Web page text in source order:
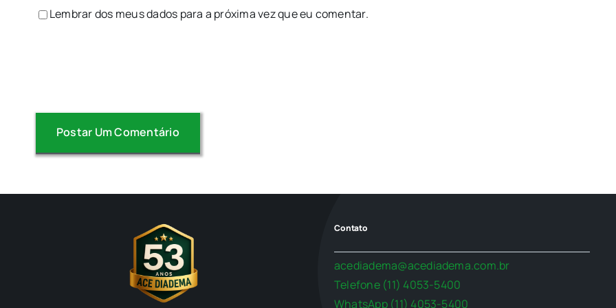
Lembrar dos meus dados para a próxima vez que eu comentar.
Contato
acediadema@acediadema.com.br
Telefone (11) 4053-5400
WhatsApp (11) 4053-5400